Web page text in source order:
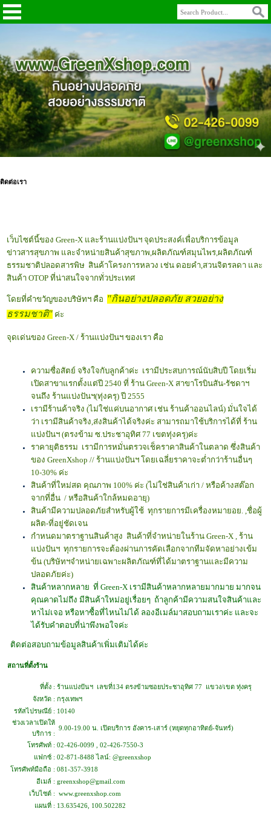
ติดต่อเรา
เว็บไซต์นี้ของ Green-X และร้านแบ่งปันฯ จุดประสงค์เพื่อบริการข้อมูล
ข่าวสารสุขภาพ และจำหน่ายสินค้าสุขภาพ,ผลิตภัณฑ์สมุนไพร,ผลิตภัณฑ์
ธรรมชาติปลอดสารพิษ สินค้าโครงการหลวง เช่น ดอยคำ,สวนจิตรลดา และ
สินค้า OTOP ที่น่าสนใจจากทั่วประเทศ
โดยที่คำขวัญของบริษัทฯ คือ "กินอย่างปลอดภัย สวยอย่าง
ธรรมชาติ" ค่ะ
จุดเด่นของ Green-X / ร้านแบ่งปันฯ ของเรา คือ
ความซื่อสัตย์ จริงใจกับลูกค้าค่ะ เรามีประสบการณ์นับสิบปี โดยเริ่ม
เปิดสาขาแรกตั้งแต่ปี 2540 ที่ ร้าน Green-X สาขาโรบินสัน-รัชดาฯ
จนถึง ร้านแบ่งปันฯ(ทุ่งครุ) ปี 2555
เรามีร้านค้าจริง (ไม่ใช่แค่บนอากาศ เช่น ร้านค้าออนไลน์) มั่นใจได้
ว่า เรามีสินค้าจริง,ส่งสินค้าได้จริงค่ะ สามารถมาใช้บริการได้ที่ ร้าน
แบ่งปันฯ (ตรงข้าม ซ.ประชาอุทิศ 77 เขตทุ่งครุ)ค่ะ
ราคายุติธรรม เรามีการหมั่นตรวจเช็คราคาสินค้าในตลาด ซึ่งสินค้า
ของ GreenXshop // ร้านแบ่งปันฯ โดยเฉลี่ยราคาจะต่ำกว่าร้านอื่นๆ
10-30% ค่ะ
สินค้าที่ใหม่สด คุณภาพ 100% ค่ะ (ไม่ใช่สินค้าเก่า / หรือค้างสต๊อก
จากที่อื่น / หรือสินค้าใกล้หมดอายุ)
สินค้ามีความปลอดภัยสำหรับผู้ใช้ ทุกรายการมีเครื่องหมายอย. ,ชื่อผู้
ผลิต-ที่อยู่ชัดเจน
กำหนดมาตราฐานสินค้าสูง สินค้าที่จำหน่ายในร้าน Green-X , ร้าน
แบ่งปันฯ ทุกรายการจะต้องผ่านการคัดเลือกจากทีมจัดหาอย่างเข้ม
ข้น (บริษัทฯจำหน่ายเฉพาะผลิตภัณฑ์ที่ได้มาตราฐานและมีความ
ปลอดภัยค่ะ)
สินค้าหลากหลาย ที่ Green-X เรามีสินค้าหลากหลายมากมาย มากจน
คุณคาดไม่ถึง มีสินค้าใหม่อยู่เรื่อยๆ ถ้าลูกค้ามีความสนใจสินค้าและ
หาไม่เจอ หรือหาซื้อที่ไหนไม่ได้ ลองอีเมล์มาสอบถามเราค่ะ และจะ
ได้รับคำตอบที่น่าพึงพอใจค่ะ
ติดต่อสอบถามข้อมูลสินค้าเพิ่มเติมได้ค่ะ
สถานที่ตั้งร้าน
ที่ตั้ง : ร้านแบ่งปันฯ เลขที่134 ตรงข้ามซอยประชาอุทิศ 77 แขวง/เขต ทุ่งครุ
จังหวัด : กรุงเทพฯ
รหัสไปรษณีย์ : 10140
ช่วงเวลาเปิดให้
บริการ :
9.00-19.00 น. เปิดบริการ อังคาร-เสาร์ (หยุดทุกอาทิตย์-จันทร์)
โทรศัพท์ : 02-426-0099 , 02-426-7550-3
แฟกซ์ : 02-871-8488 ไลน์: @greenxshop
โทรศัพท์มือถือ : 081-357-3918
อีเมล์ : greenxshop@gmail.com
เว็บไซต์ : www.greenxshop.com
แผนที่ : 13.635426, 100.502282